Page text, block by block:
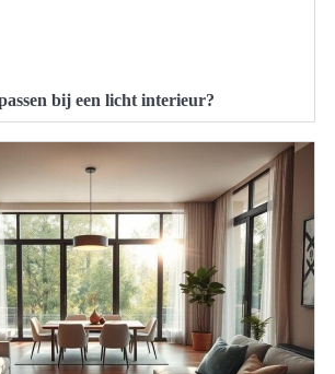
bij een licht interieur?